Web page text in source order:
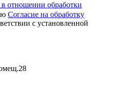
отношении обработки
Согласие на обработку
с установленной